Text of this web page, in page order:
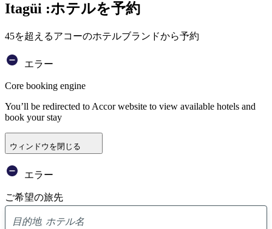
Itagüi :ホテルを予約
45を超えるアコーのホテルブランドから予約
エラー
Core booking engine
You’ll be redirected to Accor website to view available hotels and
book your stay
ウィンドウを閉じる
エラー
ご希望の旅先